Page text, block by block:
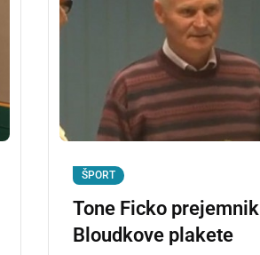
ŠPORT
Tone Ficko prejemnik
Bloudkove plakete